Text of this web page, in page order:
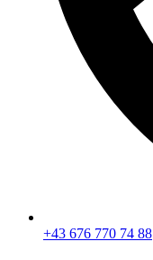
+43 676 770 74 88